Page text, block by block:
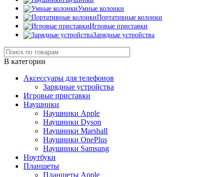
Умные колонки
Портативные колонки
Игровые приставки
Зарядные устройства
В категории
Аксессуары для телефонов
Зарядные устройства
Игровые приставки
Наушники
Наушники Apple
Наушники Dyson
Наушники Marshall
Наушники OnePlus
Наушники Samsung
Ноутбуки
Планшеты
Планшеты Apple